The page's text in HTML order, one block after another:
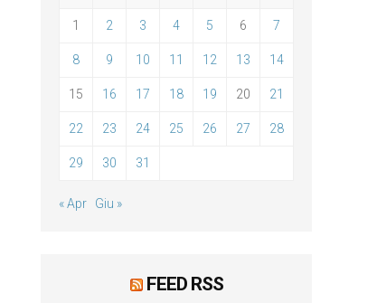
1 2 3 4 5 6 7
8 9 10 11 12 13 14
15 16 17 18 19 20 21
22 23 24 25 26 27 28
29 30 31
« Apr Giu »
FEED RSS